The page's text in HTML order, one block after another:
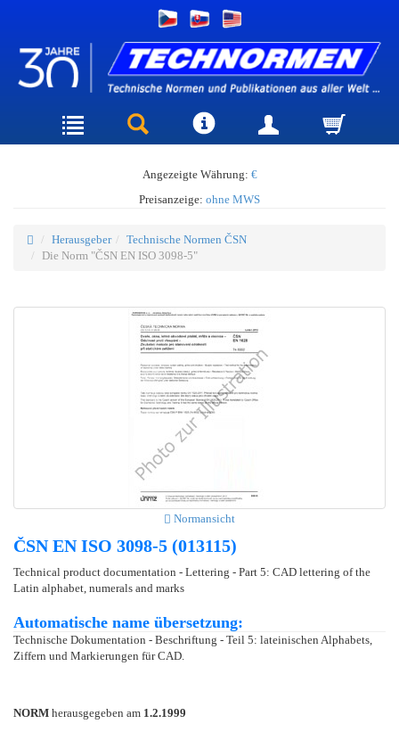
Angezeigte Währung: €
Preisanzeige: ohne MWS
Herausgeber
Technische Normen ČSN
Die Norm "ČSN EN ISO 3098-5"
Normansicht
ČSN EN ISO 3098-5 (013115)
Technical product documentation - Lettering - Part 5: CAD lettering of the
Latin alphabet, numerals and marks
Automatische name übersetzung:
Technische Dokumentation - Beschriftung - Teil 5: lateinischen Alphabets,
Ziffern und Markierungen für CAD.
NORM herausgegeben am 1.2.1999